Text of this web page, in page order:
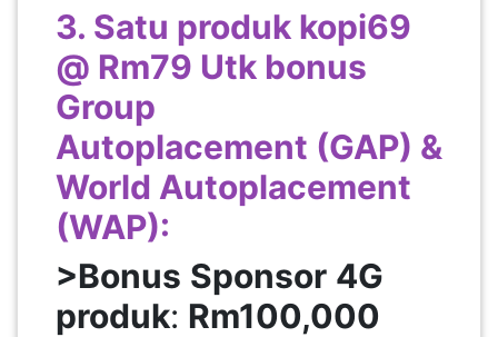
3. Satu produk kopi69
@ Rm79 Utk bonus
Group
Autoplacement (GAP) &
World Autoplacement
(WAP):
>Bonus Sponsor 4G
produk: Rm100,000